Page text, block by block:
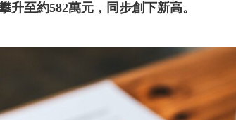
升至約582萬元，同步創下新高。